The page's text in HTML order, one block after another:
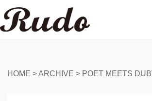
HOME >ARCHIVE > POET MEETS